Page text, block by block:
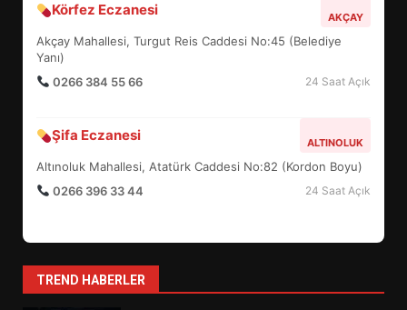
Körfez Eczanesi AKÇAY
Akçay Mahallesi, Turgut Reis Caddesi No:45 (Belediye
Yanı)
0266 384 55 66
24 Saat Açık
Şifa Eczanesi ALTINOLUK
Altınoluk Mahallesi, Atatürk Caddesi No:82 (Kordon Boyu)
0266 396 33 44
24 Saat Açık
TREND HABERLER
7
YENİ YÖNETİM NASIL
ŞEKİLLENDİ?
1
HAREKETE GEÇİYOR: GÖZLER
BULUŞMADA
2